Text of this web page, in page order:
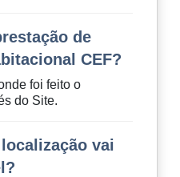
de
CEF?
foi feito o
do Site.
vai